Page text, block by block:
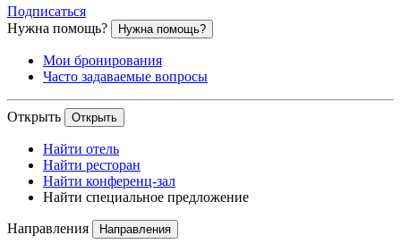
Подписаться
Нужна помощь?
Нужна помощь?
Мои бронирования
Часто задаваемые вопросы
Открыть Открыть
Найти отель
Найти ресторан
Найти конференц-зал
Найти специальное предложение
Направления Направления